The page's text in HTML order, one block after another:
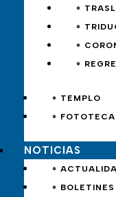
∘
∘
∘
∘
∘ TEMPLO
∘ FOTOTECA
NOTICIAS
∘
∘ BOLETINES